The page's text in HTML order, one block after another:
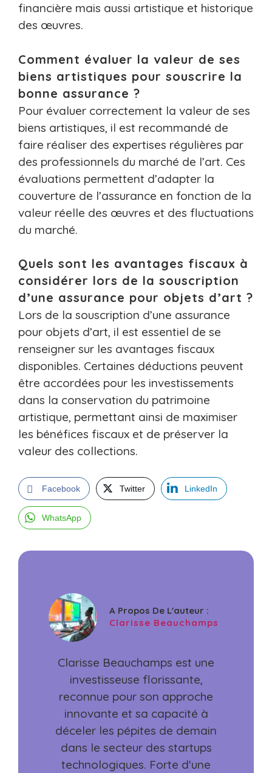
financière mais aussi artistique et historique
des œuvres.
Comment évaluer la valeur de ses
biens artistiques pour souscrire la
bonne assurance ?
Pour évaluer correctement la valeur de ses
biens artistiques, il est recommandé de
faire réaliser des expertises régulières par
des professionnels du marché de l’art. Ces
évaluations permettent d’adapter la
couverture de l’assurance en fonction de la
valeur réelle des œuvres et des fluctuations
du marché.
Quels sont les avantages fiscaux à
considérer lors de la souscription
d’une assurance pour objets d’art ?
Lors de la souscription d’une assurance
pour objets d’art, il est essentiel de se
renseigner sur les avantages fiscaux
disponibles. Certaines déductions peuvent
être accordées pour les investissements
dans la conservation du patrimoine
artistique, permettant ainsi de maximiser
les bénéfices fiscaux et de préserver la
valeur des collections.
Facebook Twitter LinkedIn
WhatsApp
A Propos De L'auteur :
Clarisse Beauchamps
Clarisse Beauchamps est une
investisseuse florissante,
reconnue pour son approche
innovante et sa capacité à
déceler les pépites de demain
dans le secteur des startups
technologiques. Forte d'une